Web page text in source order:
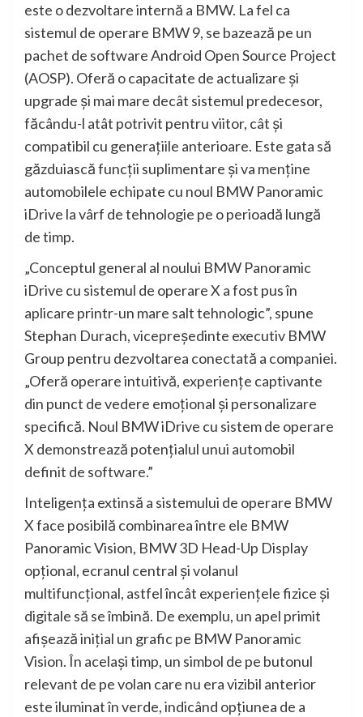
este o dezvoltare internă a BMW. La fel ca
sistemul de operare BMW 9, se bazează pe un
pachet de software Android Open Source Project
(AOSP). Oferă o capacitate de actualizare şi
upgrade şi mai mare decât sistemul predecesor,
făcându-l atât potrivit pentru viitor, cât şi
compatibil cu generaţiile anterioare. Este gata să
găzduiască funcţii suplimentare şi va menţine
automobilele echipate cu noul BMW Panoramic
iDrive la vârf de tehnologie pe o perioadă lungă
de timp.
„Conceptul general al noului BMW Panoramic
iDrive cu sistemul de operare X a fost pus în
aplicare printr-un mare salt tehnologic”, spune
Stephan Durach, vicepreşedinte executiv BMW
Group pentru dezvoltarea conectată a companiei.
„Oferă operare intuitivă, experienţe captivante
din punct de vedere emoţional şi personalizare
specifică. Noul BMW iDrive cu sistem de operare
X demonstrează potenţialul unui automobil
definit de software.”
Inteligenţa extinsă a sistemului de operare BMW
X face posibilă combinarea între ele BMW
Panoramic Vision, BMW 3D Head-Up Display
opţional, ecranul central şi volanul
multifuncţional, astfel încât experienţele fizice şi
digitale să se îmbină. De exemplu, un apel primit
afişează iniţial un grafic pe BMW Panoramic
Vision. În acelaşi timp, un simbol de pe butonul
relevant de pe volan care nu era vizibil anterior
este iluminat în verde, indicând opţiunea de a